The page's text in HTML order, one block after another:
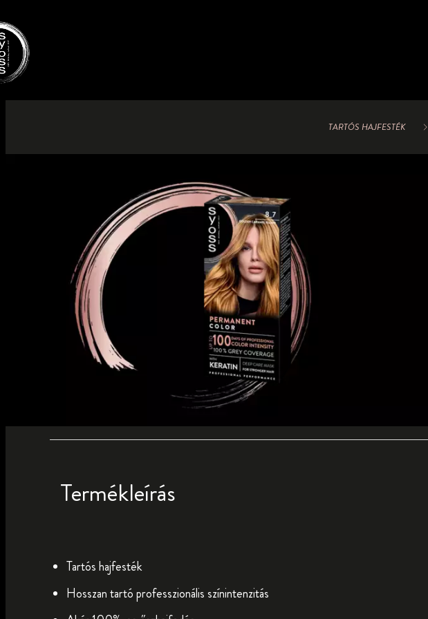
TARTÓS HAJFESTÉK
Termékleírás
Tartós hajfesték
Hosszan tartó professzionális színintenzitás